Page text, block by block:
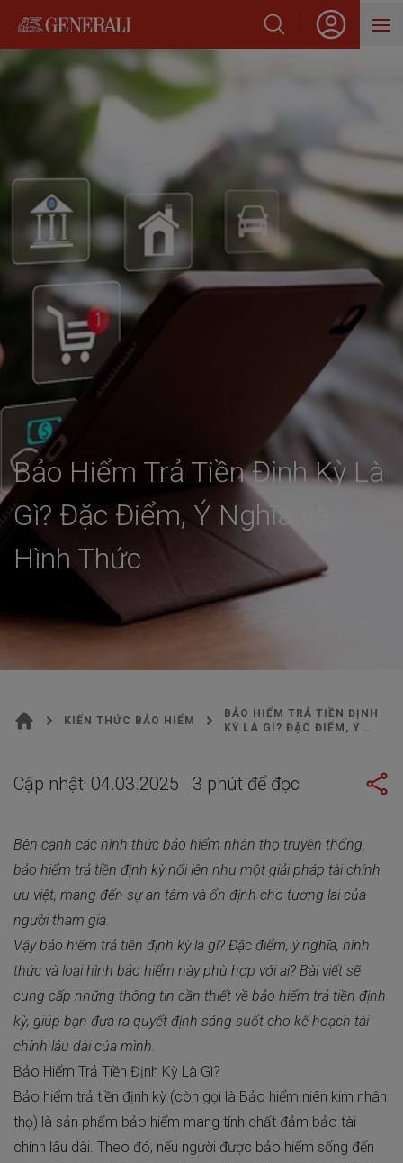
SẢN PHẨM
HỖ TRỢ KHÁCH HÀNG
BLOG
KIẾN THỨC BẢO HIỂM
Bảo Hiểm Trả Tiền Định Kỳ Là
Gì? Đặc Điểm, Ý Nghĩa và
Hình Thức
KIẾN THỨC BẢO HIỂM
BẢO HIỂM TRẢ TIỀN ĐỊNH
KỲ LÀ GÌ? ĐẶC ĐIỂM, Ý
Cập nhật: 04.03.2025 3 phút để đọc
Bên cạnh các hình thức bảo hiểm nhân thọ truyền thống,
bảo hiểm trả tiền định kỳ nổi lên như một giải pháp tài chính
ưu việt, mang đến sự an tâm và ổn định cho tương lai của
người tham gia.
Vậy bảo hiểm trả tiền định kỳ là gì? Đặc điểm, ý nghĩa, hình
thức và loại hình bảo hiểm này phù hợp với ai? Bài viết sẽ
cung cấp những thông tin cần thiết về bảo hiểm trả tiền định
kỳ, giúp bạn đưa ra quyết định sáng suốt cho kế hoạch tài
chính lâu dài của mình.
Bảo Hiểm Trả Tiền Định Kỳ Là Gì?
Bảo hiểm trả tiền định kỳ (còn gọi là Bảo hiểm niên kim nhân
thọ) là sản phẩm bảo hiểm mang tính chất đảm bảo tài
chính lâu dài. Theo đó, nếu người được bảo hiểm sống đến